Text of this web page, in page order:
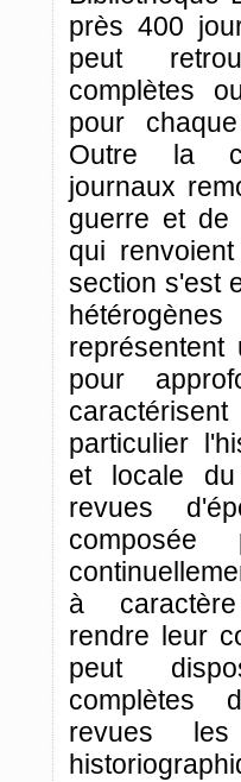
près 400
peut
complètes
pour
Outre la
journaux
guerre et de
qui
section s'est
représentent
pour
particulier
et locale
revues
composée
à caractère
rendre leur
peut
complètes
revues